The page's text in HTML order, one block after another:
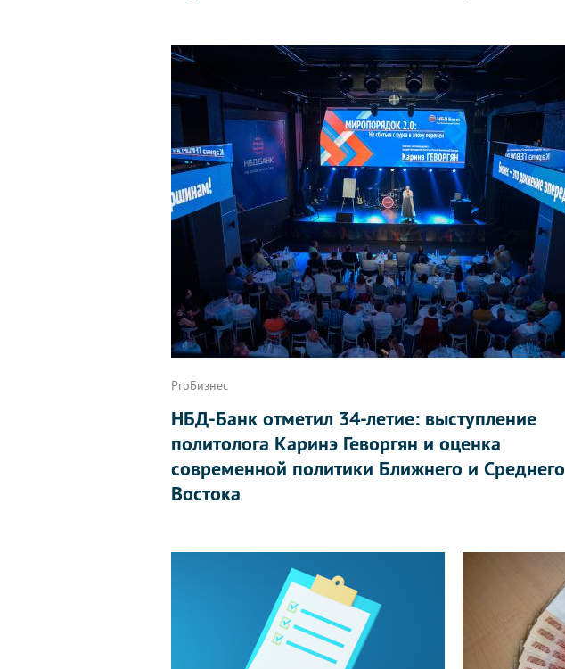
ProБизнес
НБД-Банк отметил 34-летие: выступление
политолога Каринэ Геворгян и оценка
современной политики Ближнего и Среднего
Востока